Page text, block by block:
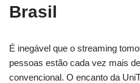
Brasil
É inegável que o streaming
pessoas estão cada vez mais
convencional. O encanto da